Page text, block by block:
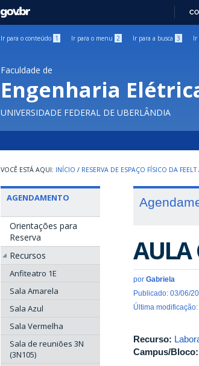
GOVBR
Ir para o conteúdo 1 Ir para o menu 2 Ir para a busca 3 Ir
Faculdade de
Engenharia
UNIVERSIDADE FEDERAL DE UBERLÂNDIA
INÍCIO / RESERVA DE ESPAÇO FÍSICO DA FEELT
AGENDAMENTO
Orientações para
Reserva
Recursos
Anfiteatro 1E
Sala Amarela
Sala Azul
Sala Vermelha
Sala de reuniões 3N
(3N105)
AULA
por Gabriela
Publicado: 03/06/
Última
Recurso:
Campus/Bloco: